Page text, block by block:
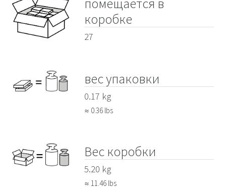
коробке
27
вес упаковки
0.17 kg
≈ 0.36 lbs
Вес коробки
5.20 kg
≈ 11.46 lbs